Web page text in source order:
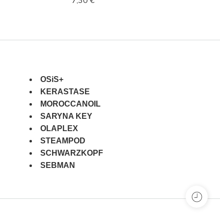
OSiS+
KERASTASE
MOROCCANOIL
SARYNA KEY
OLAPLEX
STEAMPOD
SCHWARZKOPF
SEBMAN